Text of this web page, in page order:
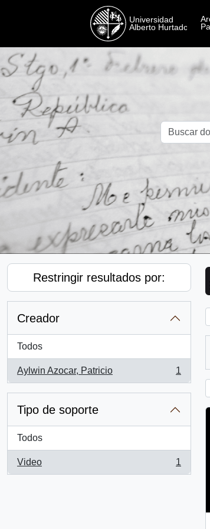
Restringir resultados por:
Creador
Todos
Aylwin Azocar, Patricio
, 1 resultados
1
Tipo de soporte
Todos
Video
, 1 resultados
1